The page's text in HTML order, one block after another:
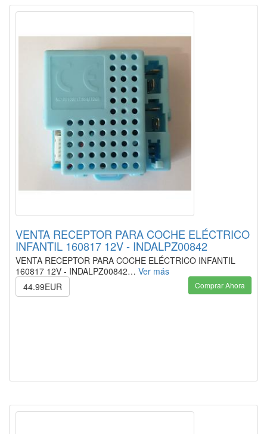
VENTA RECEPTOR PARA COCHE ELÉCTRICO
INFANTIL 160817 12V - INDALPZ00842
VENTA RECEPTOR PARA COCHE ELÉCTRICO INFANTIL
160817 12V - INDALPZ00842… Ver más
44.99EUR
Comprar Ahora